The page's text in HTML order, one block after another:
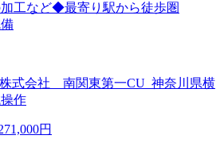
工など◆最寄り駅から徒歩圏
式会社 南関東第一CU_神奈川県横
作
円